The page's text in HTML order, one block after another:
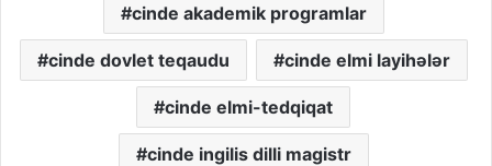
cinde akademik programlar
cinde dovlet teqaudu cinde elmi layihələr
cinde elmi-tedqiqat
cinde ingilis dilli magistr